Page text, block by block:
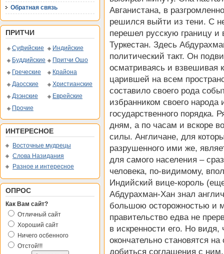
Обратная связь
ПРИТЧИ
Суфийские
Индийские
Буддийские
Притчи Ошо
Греческие
Крайона
Даосские
Христианские
Дзэнские
Еврейские
Прочие
ИНТЕРЕСНОЕ
Восточные мудрецы
Слова Назидания
Разное и интересное
ОПРОС
Как Вам сайт?
Отличный сайт
Хороший сайт
Ничего осбенного
Отстой!!!
Авганистана, в
решился выйти из тени. С
перешел русскую границу и
Туркестан. Здесь
политический такт. Он
осматриваясь и
царившей на всем
составило своего рода
избранником своего
государственного порядка.
дням, а по часам и вскоре
силы. Англичане, для
разрушенного ими же,
для самого населения –
человека, по-видимому,
Индийский вице-король
Абдурахман-Хан знал
большою осторожностью и
правительство едва не
в искренности его. Но
окончательно становятся
добиться соглашения с